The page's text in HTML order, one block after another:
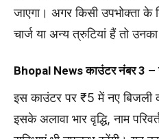
जाएगा। अगर किसी उपभोक्ता के
चार्ज या अन्य त्रुटियां हैं तो
Bhopal Newsकाउंटर नंबर 3
इस काउंटर पर ₹5 में नए
इसके अलावा भार वृद्धि, नाम